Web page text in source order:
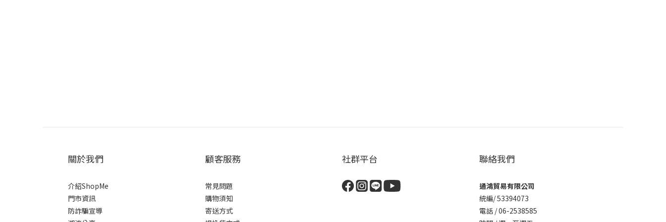
關於我們
介紹ShopMe
門市資訊
防詐騙宣導
顧客服務
常見問題
購物須知
寄送方式
社群平台 聯絡我們
通鴻貿易有限公司
統編/ 53394073
電話 / 06-2538585